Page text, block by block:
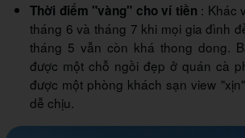
Thời điểm "vàng" cho ví tiền : Khác
tháng 6 và tháng 7 khi mọi gia đình
tháng 5 vẫn còn khá thong dong.
được một chỗ ngồi đẹp ở quán cà
được một phòng khách sạn view
dễ chịu.